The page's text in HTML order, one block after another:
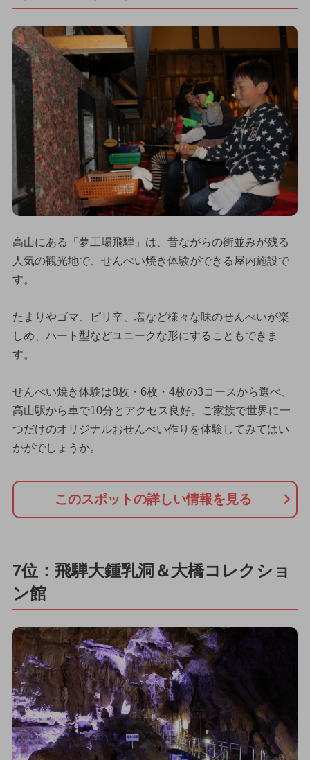
高山にある「夢工場飛騨」は、昔ながらの街並みが残る
人気の観光地で、せんべい焼き体験ができる屋内施設で
す。
たまりやゴマ、ピリ辛、塩など様々な味のせんべいが楽
しめ、ハート型などユニークな形にすることもできま
す。
せんべい焼き体験は8枚・6枚・4枚の3コースから選べ、
高山駅から車で10分とアクセス良好。ご家族で世界に一
つだけのオリジナルおせんべい作りを体験してみてはい
かがでしょうか。
このスポットの詳しい情報を見る
7位：飛騨大鍾乳洞＆大橋コレクショ
ン館